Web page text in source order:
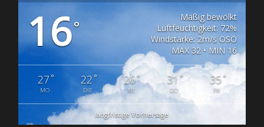
16°
Mäßig bewölkt
Luftfeuchtigkeit: 72%
Windstärke: 2m/s OSO
MAX 32 • MIN 16
27°
MO
22 °
DIE
26°
MI
31°
DO
35°
FR
langfristige Vorhersage